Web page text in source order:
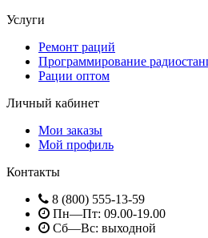
Услуги
Ремонт раций
Программирование
Рации оптом
Личный кабинет
Мои заказы
Мой профиль
Контакты
8 (800) 555-13-59
Пн—Пт: 09.00-19.00
Сб—Вс: выходной